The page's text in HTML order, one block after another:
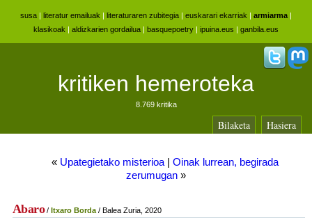
susa | literatur emailuak | literaturaren zubitegia | euskarari ekarriak | armiarma |
klasikoak | aldizkarien gordailua | basquepoetry | ipuina.eus | ganbila.eus
kritiken hemeroteka
8.769 kritika
Bilaketa Hasiera
« Upategietako misterioa| Oinak lurrean, begirada
zerumugan »
Abaro/ Itxaro Borda/ Balea Zuria, 2020